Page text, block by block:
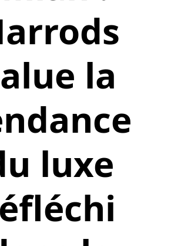
la
luxe